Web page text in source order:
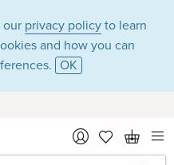
our privacy policy to learn
and how you can
OK